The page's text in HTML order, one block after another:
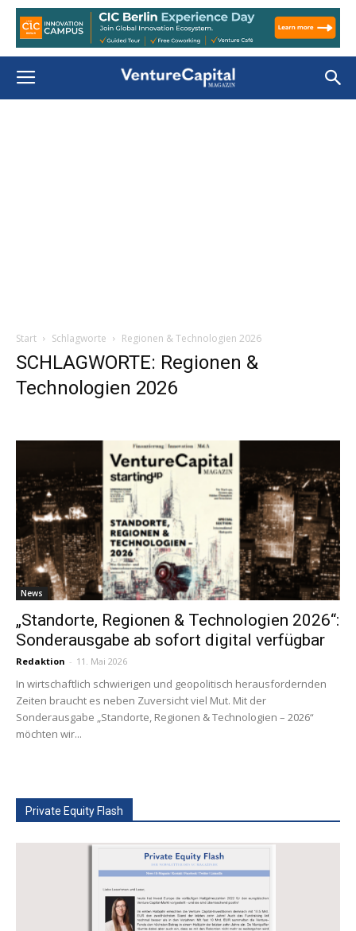
Start Schlagworte Regionen & Technologien 2026
SCHLAGWORTE: Regionen &
Technologien 2026
News
„Standorte, Regionen & Technologien 2026“:
Sonderausgabe ab sofort digital verfügbar
Redaktion - 11. Mai 2026
In wirtschaftlich schwierigen und geopolitisch herausfordernden
Zeiten braucht es neben Zuversicht viel Mut. Mit der
Sonderausgabe „Standorte, Regionen & Technologien – 2026“
möchten wir...
Private Equity Flash